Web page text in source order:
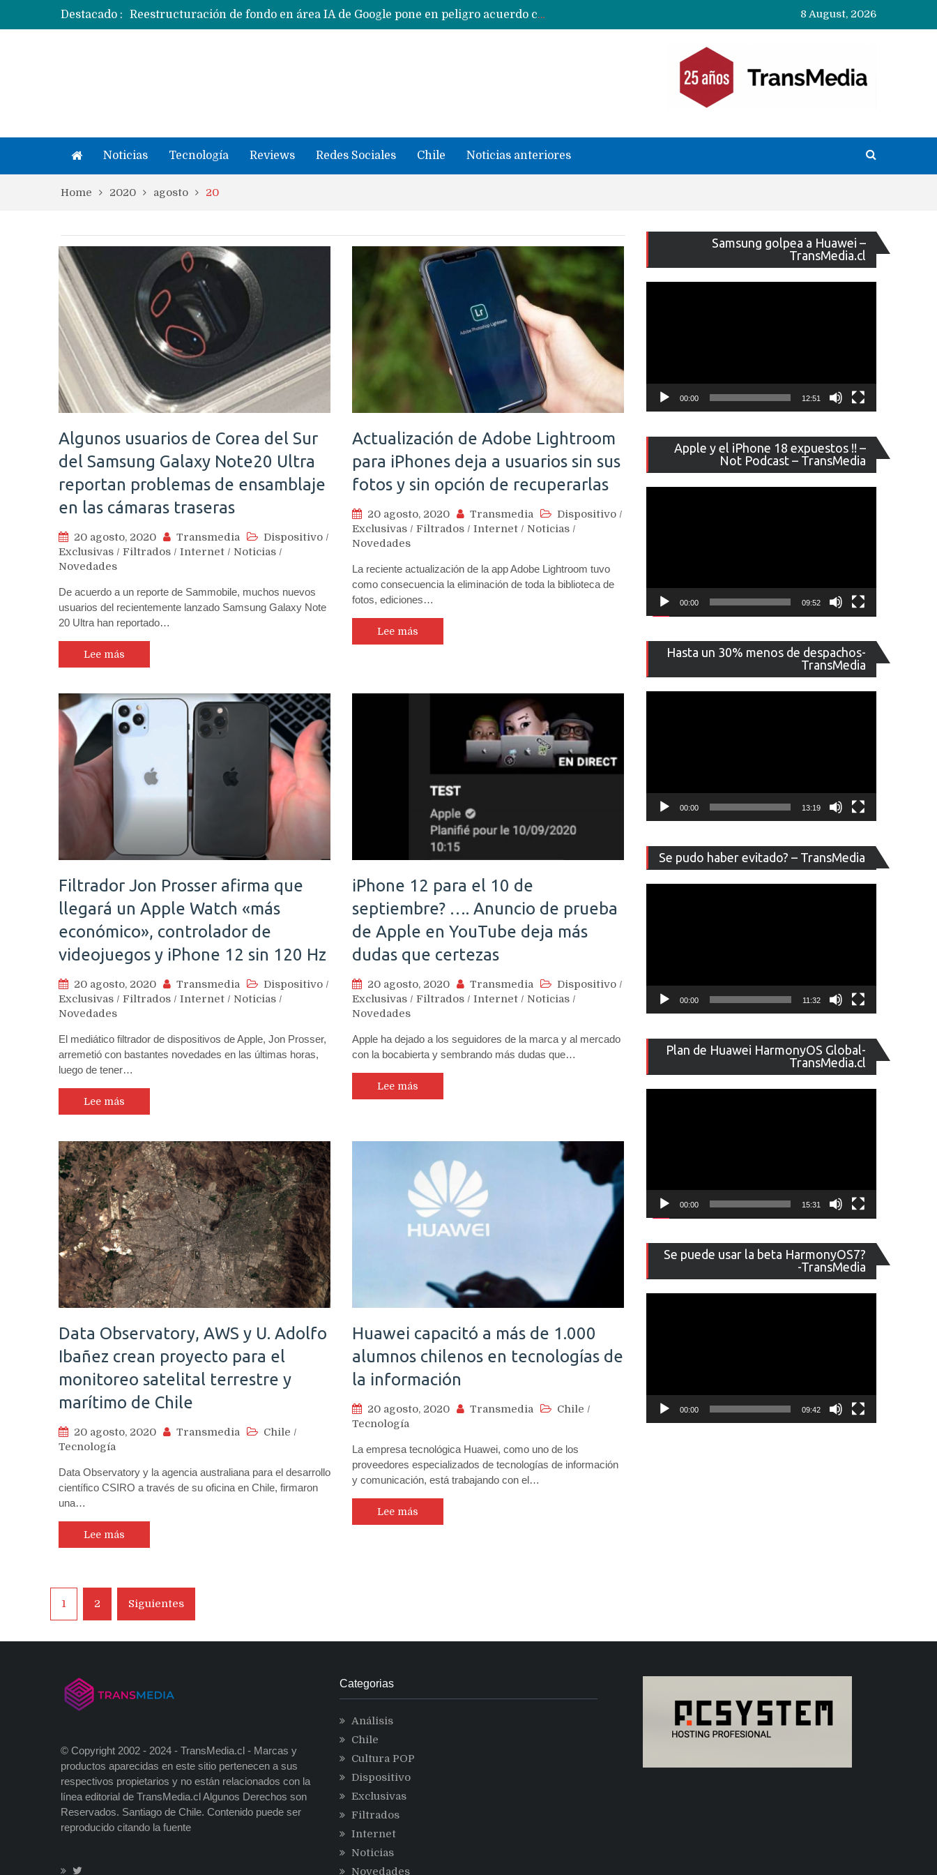
Destacado :
Reestructuración de fondo en área IA de Google pone en peligro acuerdo con Apple y salvataje de Siri
CXMT le dice NO a la venta de sus memorias a Apple y dará prioridad a Huawei y Xiaomi
8 August, 2026
Noticias Tecnología Reviews Redes Sociales Chile Noticias anteriores
Home 2020 agosto 20
Algunos usuarios de Corea del Sur
del Samsung Galaxy Note20 Ultra
reportan problemas de ensamblaje
en las cámaras traseras
20 agosto, 2020 Transmedia Dispositivo /
Exclusivas / Filtrados / Internet / Noticias /
Novedades
De acuerdo a un reporte de Sammobile, muchos nuevos
usuarios del recientemente lanzado Samsung Galaxy Note
20 Ultra han reportado…
Lee más
Actualización de Adobe Lightroom
para iPhones deja a usuarios sin sus
fotos y sin opción de recuperarlas
20 agosto, 2020 Transmedia Dispositivo /
Exclusivas / Filtrados / Internet / Noticias /
Novedades
La reciente actualización de la app Adobe Lightroom tuvo
como consecuencia la eliminación de toda la biblioteca de
fotos, ediciones…
Lee más
Filtrador Jon Prosser afirma que
llegará un Apple Watch «más
económico», controlador de
videojuegos y iPhone 12 sin 120 Hz
20 agosto, 2020 Transmedia Dispositivo /
Exclusivas / Filtrados / Internet / Noticias /
Novedades
El mediático filtrador de dispositivos de Apple, Jon Prosser,
arremetió con bastantes novedades en las últimas horas,
luego de tener…
Lee más
iPhone 12 para el 10 de
septiembre? …. Anuncio de prueba
de Apple en YouTube deja más
dudas que certezas
20 agosto, 2020 Transmedia Dispositivo /
Exclusivas / Filtrados / Internet / Noticias /
Novedades
Apple ha dejado a los seguidores de la marca y al mercado
con la bocabierta y sembrando más dudas que…
Lee más
Data Observatory, AWS y U. Adolfo
Ibañez crean proyecto para el
monitoreo satelital terrestre y
marítimo de Chile
20 agosto, 2020 Transmedia Chile /
Tecnología
Data Observatory y la agencia australiana para el desarrollo
científico CSIRO a través de su oficina en Chile, firmaron
una…
Lee más
Huawei capacitó a más de 1.000
alumnos chilenos en tecnologías de
la información
20 agosto, 2020 Transmedia Chile /
Tecnología
La empresa tecnológica Huawei, como uno de los
proveedores especializados de tecnologías de información
y comunicación, está trabajando con el…
Lee más
Navegación
de
entradas
1 2 Siguientes
Samsung golpea a Huawei –
TransMedia.cl
de
vídeo
00:00 12:51
Apple y el iPhone 18 expuestos !! –
Not Podcast – TransMedia
de
vídeo
00:00 09:52
Hasta un 30% menos de despachos-
TransMedia
de
vídeo
00:00 13:19
Se pudo haber evitado? – TransMedia
de
vídeo
00:00 11:32
Plan de Huawei HarmonyOS Global-
TransMedia.cl
de
vídeo
00:00 15:31
Se puede usar la beta HarmonyOS7?
-TransMedia
de
vídeo
00:00 09:42
© Copyright 2002 - 2024 - TransMedia.cl - Marcas y
productos aparecidas en este sitio pertenecen a sus
respectivos propietarios y no están relacionados con la
línea editorial de TransMedia.cl Algunos Derechos son
Reservados. Santiago de Chile. Contenido puede ser
reproducido citando la fuente
Categorias
Análisis
Chile
Cultura POP
Dispositivo
Exclusivas
Filtrados
Internet
Noticias
Novedades